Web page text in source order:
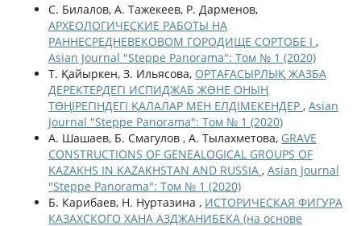
С. Билалов, А. Тажекеев, Р. Дарменов,
АРХЕОЛОГИЧЕСКИЕ РАБОТЫ НА
РАННЕСРЕДНЕВЕКОВОМ ГОРОДИЩЕ СОРТОБЕ І ,
Asian Journal "Steppe Panorama": Том № 1 (2020)
Т. Қайыркен, З. Ильясова, ОРТАҒАСЫРЛЫҚ ЖАЗБА
ДЕРЕКТЕРДЕГІ ИСПИДЖАБ ЖƏНЕ ОНЫҢ
ТӨҢІРЕГІНДЕГІ ҚАЛАЛАР МЕН ЕЛДІМЕКЕНДЕР , Asian
Journal "Steppe Panorama": Том № 1 (2020)
А. Шашаев, Б. Смагулов , А. Тылахметова, GRAVE
CONSTRUCTIONS OF GENEALOGICAL GROUPS OF
KAZAKHS IN KAZAKHSTAN AND RUSSIA , Asian Journal
"Steppe Panorama": Том № 1 (2020)
Б. Карибаев, Н. Нуртазина , ИСТОРИЧЕСКАЯ ФИГУРА
КАЗАХСКОГО ХАНА АЗДЖАНИБЕКА (на основе